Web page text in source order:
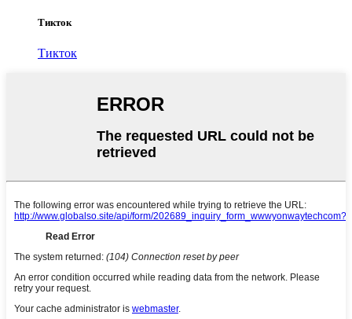
Тикток
Тикток